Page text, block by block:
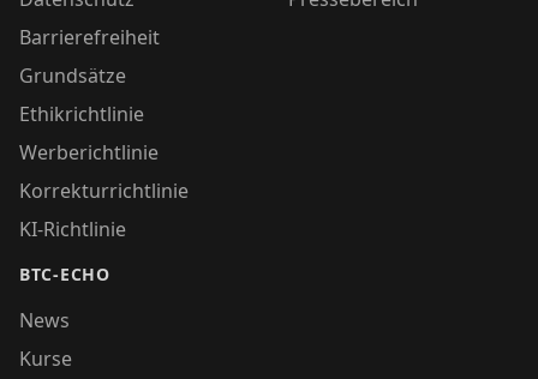
Barrierefreiheit
Grundsätze
Ethikrichtlinie
Werberichtlinie
Korrekturrichtlinie
KI-Richtlinie
BTC-ECHO
News
Kurse